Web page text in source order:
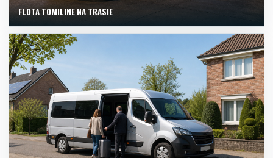
FLOTA TOMILINE NA TRASIE